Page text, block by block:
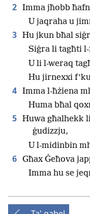
2 Imma jħobb
U jaqraha u
3 Hu jkun bħal
Siġra li tagħti
U li l-weraq
Hu jirnexxi
4 Imma l-ħżiena
Huma bħal
5 Huwa għalhekk
ġudizzju,
U l-midinbin
6 Għax Ġeħova
Imma hu se